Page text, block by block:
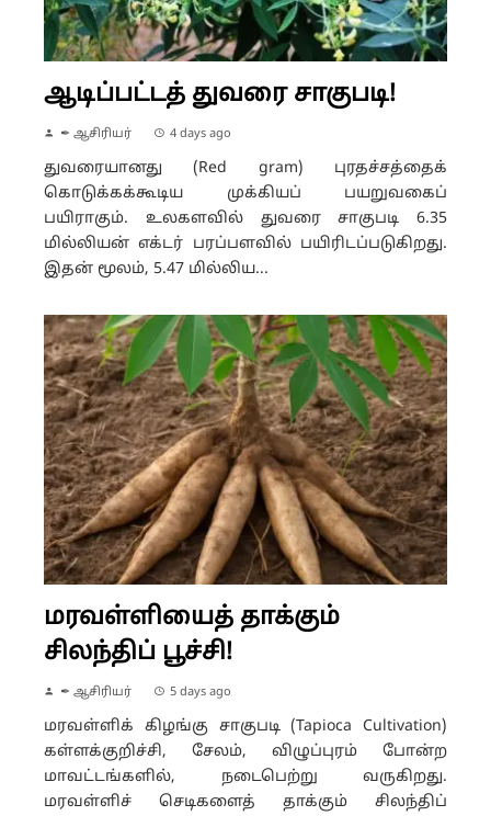
ஆடிப்பட்டத் துவரை சாகுபடி!
✒ ஆசிரியர் 4 days ago
துவரையானது (Red gram) புரதச்சத்தைக்
கொடுக்கக்கூடிய முக்கியப் பயறுவகைப்
பயிராகும். உலகளவில் துவரை சாகுபடி 6.35
மில்லியன் எக்டர் பரப்பளவில் பயிரிடப்படுகிறது.
இதன் மூலம், 5.47 மில்லிய...
மரவள்ளியைத் தாக்கும்
சிலந்திப் பூச்சி!
✒ ஆசிரியர் 5 days ago
மரவள்ளிக் கிழங்கு சாகுபடி (Tapioca Cultivation)
கள்ளக்குறிச்சி, சேலம், விழுப்புரம் போன்ற
மாவட்டங்களில், நடைபெற்று வருகிறது.
மரவள்ளிச் செடிகளைத் தாக்கும் சிலந்திப்